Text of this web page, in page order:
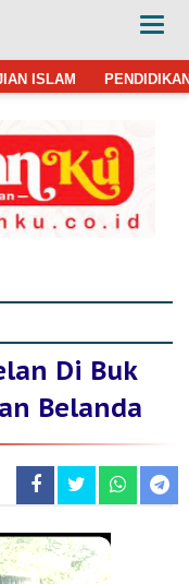
ISLAM
Di Buk
Belanda